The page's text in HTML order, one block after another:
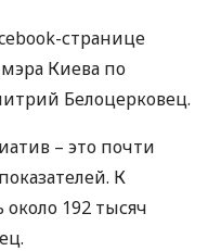
странице
Киева по
Белоцерковец.
– это почти
К
192 тысяч